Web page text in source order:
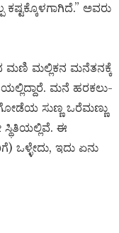
ಅವರು
ಮಣಿ ಮಲ್ಲಿಕನ ಮನೆತನಕ್ಕೆ
ಮನೆ ಹರಕಲು-
ಗೋಡೆಯ ಸುಣ್ಣ ಒರೆಮಣ್ಣು
ಸ್ಥಿತಿಯಲ್ಲಿವೆ. ಈ
ಇದು ಏನು